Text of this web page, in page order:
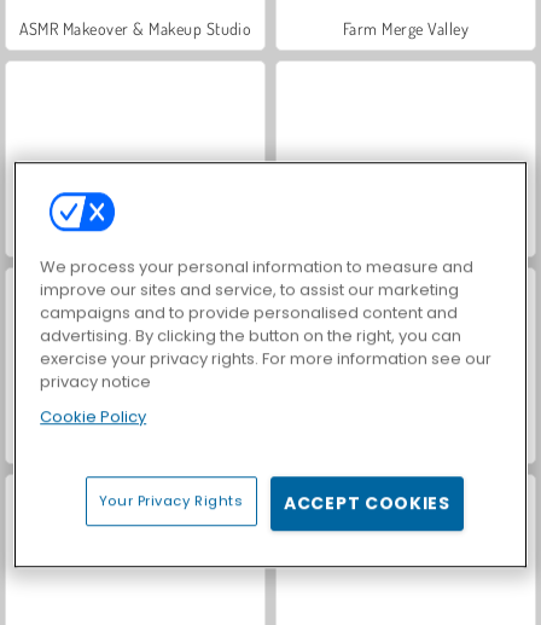
ASMR Makeover & Makeup Studio Farm Merge Valley
Let's Fish!
We process your personal information to measure and
improve our sites and service, to assist our marketing
campaigns and to provide personalised content and
advertising. By clicking the button on the right, you can
exercise your privacy rights. For more information see our
privacy notice
Cookie Policy
Your Privacy Rights ACCEPT COOKIES